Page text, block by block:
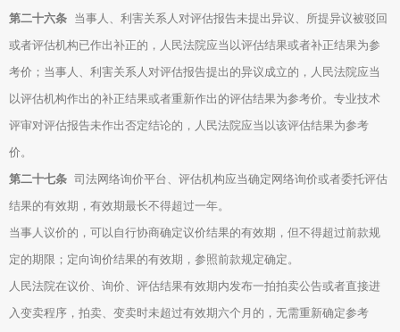
第二十六条 当事人、利害关系人对评估报告未提出异议、所提异议被驳回
或者评估机构已作出补正的，人民法院应当以评估结果或者补正结果为参
考价；当事人、利害关系人对评估报告提出的异议成立的，人民法院应当
以评估机构作出的补正结果或者重新作出的评估结果为参考价。专业技术
评审对评估报告未作出否定结论的，人民法院应当以该评估结果为参考
价。
第二十七条 司法网络询价平台、评估机构应当确定网络询价或者委托评估
结果的有效期，有效期最长不得超过一年。
当事人议价的，可以自行协商确定议价结果的有效期，但不得超过前款规
定的期限；定向询价结果的有效期，参照前款规定确定。
人民法院在议价、询价、评估结果有效期内发布一拍拍卖公告或者直接进
入变卖程序，拍卖、变卖时未超过有效期六个月的，无需重新确定参考